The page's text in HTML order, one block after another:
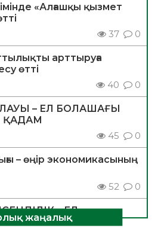
«Алғашқы қызмет
37 0
арттыруға
өтті
40 0
– ЕЛ БОЛАШАҒЫ
ҚАДАМ
45 0
– өңір экономикасының
52 0
– ЕЛ
жаңалық